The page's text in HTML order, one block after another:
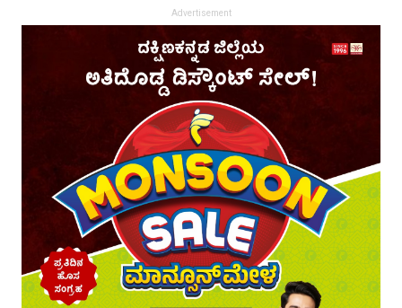
Advertisement